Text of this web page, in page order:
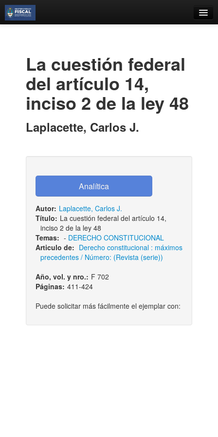
Estantes Virtuales
Contacto
La cuestión federal
del artículo 14,
inciso 2 de la ley 48
Laplacette, Carlos J.
Autor: Laplacette, Carlos J.
Título: La cuestión federal del artículo 14,
inciso 2 de la ley 48
Temas: - DERECHO CONSTITUCIONAL
Articulo de: Derecho constitucional : máximos
precedentes / Número: (Revista (serie))
Año, vol. y nro.: F 702
Páginas: 411-424
Puede solicitar más fácilmente el ejemplar con: